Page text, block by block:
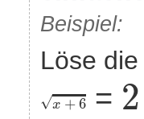
Beispiel:
Löse
√x +6
+6 = 2
2